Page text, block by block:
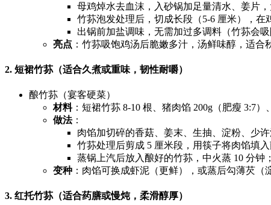
母鸡焯水去血沫，入砂锅加足量清水、姜片，
竹荪泡发处理后，切成长段（5-6 厘米），在
出锅前加盐调味，无需加过多调料（竹荪会吸
亮点 ：竹荪吸饱鸡汤后脆嫩多汁，汤鲜味醇，适合
2. 短裙竹荪（适合久煮或重味，韧性耐嚼）
酿竹荪（宴客硬菜）
材料：短裙竹荪 8-10 根、猪肉馅 200g（肥瘦 3:7
做法：
肉馅加切碎的香菇、姜末、生抽、淀粉、少
竹荪处理后剪成 5 厘米段，用筷子将肉馅填
蒸锅上汽后放入酿好的竹荪，中火蒸 10 分钟
变种 ：肉馅可换成虾泥（更鲜），或蒸后勾薄芡（
3. 红托竹荪（适合药膳或慢炖，柔滑醇厚）